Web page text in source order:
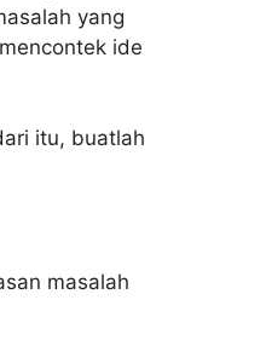
yang
ide
itu, buatlah
masalah